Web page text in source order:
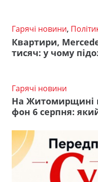
Гарячі новини,
Квартири,
тисяч: у чому
Гарячі новини
На Житомирщині
фон 6 серпня: